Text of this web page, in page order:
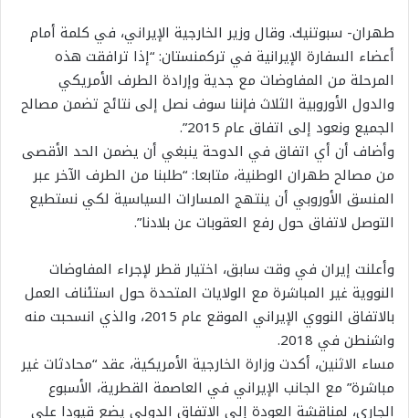
طهران- سبوتنيك. وقال وزير الخارجية الإيراني، في كلمة أمام
أعضاء السفارة الإيرانية في تركمنستان: “إذا ترافقت هذه
المرحلة من المفاوضات مع جدية وإرادة الطرف الأمريكي
والدول الأوروبية الثلاث فإننا سوف نصل إلى نتائج تضمن مصالح
الجميع ونعود إلى اتفاق عام 2015”.
وأضاف أن أي اتفاق في الدوحة ينبغي أن يضمن الحد الأقصى
من مصالح طهران الوطنية، متابعا: “طلبنا من الطرف الآخر عبر
المنسق الأوروبي أن ينتهج المسارات السياسية لكي نستطيع
التوصل لاتفاق حول رفع العقوبات عن بلادنا”.
وأعلنت إيران في وقت سابق، اختيار قطر لإجراء المفاوضات
النووية غير المباشرة مع الولايات المتحدة حول استئناف العمل
بالاتفاق النووي الإيراني الموقع عام 2015، والذي انسحبت منه
واشنطن في 2018.
مساء الاثنين، أكدت وزارة الخارجية الأمريكية، عقد “محادثات غير
مباشرة” مع الجانب الإيراني في العاصمة القطرية، الأسبوع
الجاري، لمناقشة العودة إلى الاتفاق الدولي يضع قيودا على